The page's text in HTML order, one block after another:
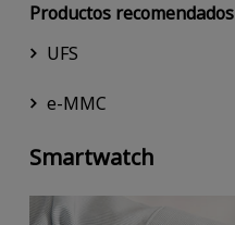
Productos recomendados
UFS
e-MMC
Smartwatch